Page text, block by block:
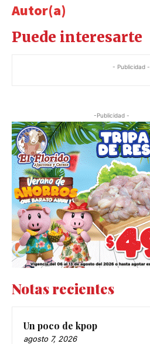
Autor(a)
Puede interesarte
- Publicidad -
-Publicidad -
Notas recientes
Un poco de kpop
agosto 7, 2026